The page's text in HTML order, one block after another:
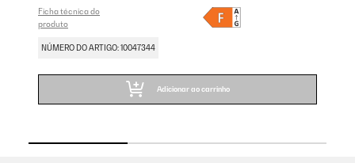
Ficha técnica do
produto
NÚMERO DO ARTIGO: 10047344
Adicionar ao carrinho